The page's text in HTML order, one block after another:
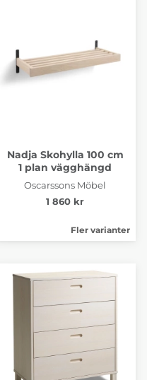
Nadja Skohylla 100 cm
1 plan vägghängd
Oscarssons Möbel
1 860 kr
Fler varianter